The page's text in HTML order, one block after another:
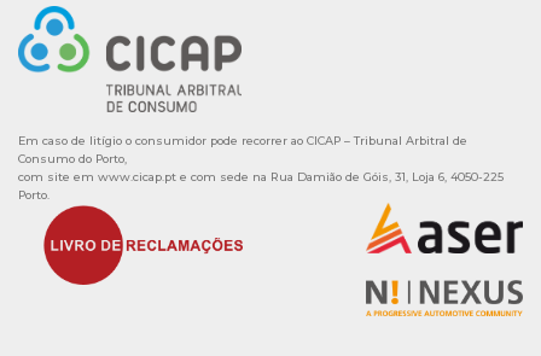
Em caso de litígio o consumidor pode recorrer ao CICAP – Tribunal Arbitral de
Consumo do Porto,
com site em www.cicap.pt e com sede na Rua Damião de Góis, 31, Loja 6, 4050-225
Porto.